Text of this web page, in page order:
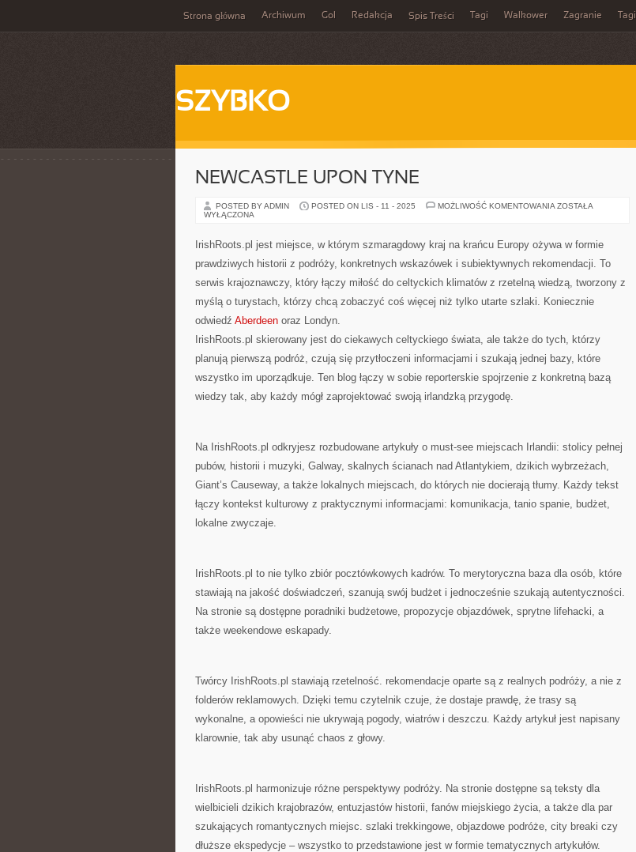
Strona główna Archiwum Gol Redakcja Spis Treści Tagi Walkower Zagranie Tagi
SZYBKO
NEWCASTLE UPON TYNE
POSTED BY ADMIN POSTED ON LIS - 11 - 2025 MOŻLIWOŚĆ KOMENTOWANIA NEWCASTLE
ZOSTAŁA
WYŁĄCZONA
IrishRoots.pl jest miejsce, w którym szmaragdowy kraj na krańcu Europy ożywa w formie
prawdziwych historii z podróży, konkretnych wskazówek i subiektywnych rekomendacji. To
serwis krajoznawczy, który łączy miłość do celtyckich klimatów z rzetelną wiedzą, tworzony z
myślą o turystach, którzy chcą zobaczyć coś więcej niż tylko utarte szlaki. Koniecznie
odwiedź Aberdeen oraz Londyn.
IrishRoots.pl skierowany jest do ciekawych celtyckiego świata, ale także do tych, którzy
planują pierwszą podróż, czują się przytłoczeni informacjami i szukają jednej bazy, które
wszystko im uporządkuje. Ten blog łączy w sobie reporterskie spojrzenie z konkretną bazą
wiedzy tak, aby każdy mógł zaprojektować swoją irlandzką przygodę.
Na IrishRoots.pl odkryjesz rozbudowane artykuły o must-see miejscach Irlandii: stolicy pełnej
pubów, historii i muzyki, Galway, skalnych ścianach nad Atlantykiem, dzikich wybrzeżach,
Giant’s Causeway, a także lokalnych miejscach, do których nie docierają tłumy. Każdy tekst
łączy kontekst kulturowy z praktycznymi informacjami: komunikacja, tanio spanie, budżet,
lokalne zwyczaje.
IrishRoots.pl to nie tylko zbiór pocztówkowych kadrów. To merytoryczna baza dla osób, które
stawiają na jakość doświadczeń, szanują swój budżet i jednocześnie szukają autentyczności.
Na stronie są dostępne poradniki budżetowe, propozycje objazdówek, sprytne lifehacki, a
także weekendowe eskapady.
Twórcy IrishRoots.pl stawiają rzetelność. rekomendacje oparte są z realnych podróży, a nie z
folderów reklamowych. Dzięki temu czytelnik czuje, że dostaje prawdę, że trasy są
wykonalne, a opowieści nie ukrywają pogody, wiatrów i deszczu. Każdy artykuł jest napisany
klarownie, tak aby usunąć chaos z głowy.
IrishRoots.pl harmonizuje różne perspektywy podróży. Na stronie dostępne są teksty dla
wielbicieli dzikich krajobrazów, entuzjastów historii, fanów miejskiego życia, a także dla par
szukających romantycznych miejsc. szlaki trekkingowe, objazdowe podróże, city breaki czy
dłuższe ekspedycje – wszystko to przedstawione jest w formie tematycznych artykułów.